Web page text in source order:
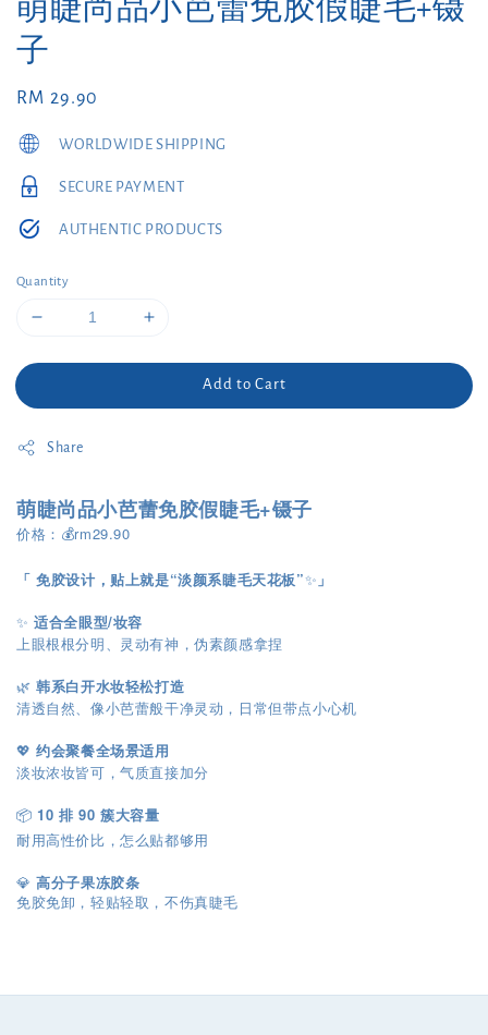
萌睫尚品小芭蕾免胶假睫毛+镊
子
Regular
RM 29.90
WORLDWIDE SHIPPING
SECURE PAYMENT
AUTHENTIC PRODUCTS
Quantity
Add to Cart
Share
萌睫尚品小芭蕾免胶假睫毛+镊子
价格：💰rm29.90
「 免胶设计，贴上就是“淡颜系睫毛天花板”✨ 」
✨适合全眼型/妆容
上眼根根分明、灵动有神，伪素颜感拿捏
🌿韩系白开水妆轻松打造
清透自然、像小芭蕾般干净灵动，日常但带点小心机
💖约会聚餐全场景适用
淡妆浓妆皆可，气质直接加分
📦 10 排 90 簇大容量
耐用高性价比，怎么贴都够用
💎高分子果冻胶条
免胶免卸，轻贴轻取，不伤真睫毛